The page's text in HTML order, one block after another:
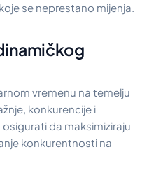
se neprestano mijenja.
vremenu na temelju
konkurencije i
da maksimiziraju
konkurentnosti na